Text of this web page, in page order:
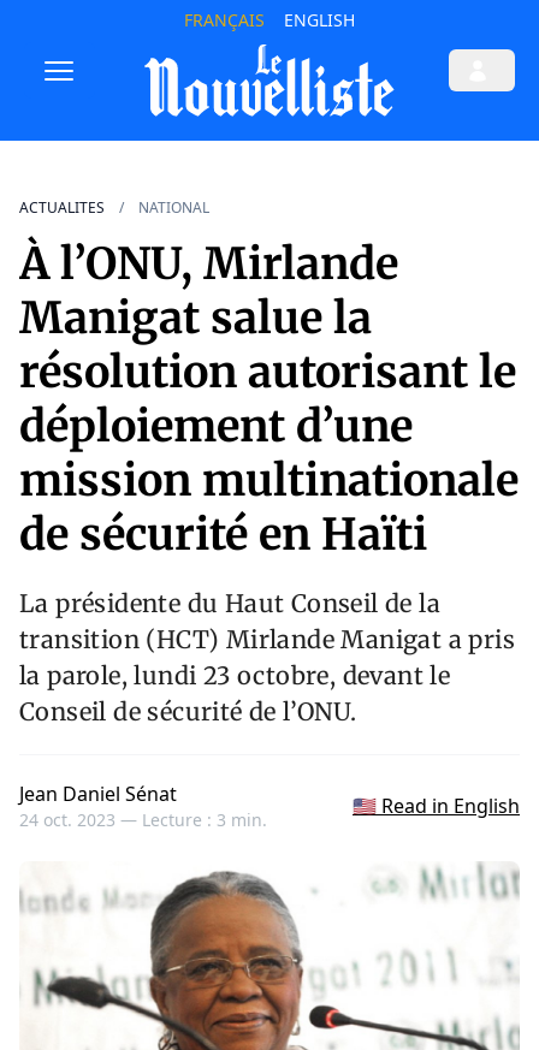
FRANÇAIS ENGLISH
ACTUALITES NATIONAL
À l’ONU, Mirlande
Manigat salue la
résolution autorisant le
déploiement d’une
mission multinationale
de sécurité en Haïti
La présidente du Haut Conseil de la
transition (HCT) Mirlande Manigat a pris
la parole, lundi 23 octobre, devant le
Conseil de sécurité de l’ONU.
Jean Daniel Sénat
24 oct. 2023 — Lecture : 3 min.
🇺🇸 Read in English